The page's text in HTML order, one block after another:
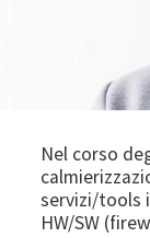
Nel corso
servizi/tools
HW/SW